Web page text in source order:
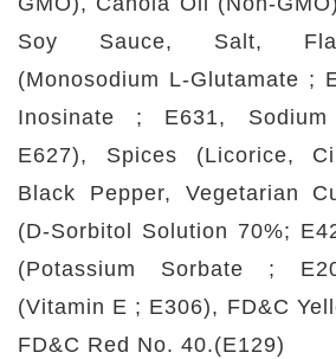
Soy Sauce, Salt,
(Monosodium L-Glutamate ;
Inosinate ; E631, Sodium
E627), Spices (Licorice,
Black Pepper, Vegetarian
(D-Sorbitol Solution 70%;
(Potassium Sorbate ;
(Vitamin E ; E306), FD&C
FD&C Red No. 40.(E129)